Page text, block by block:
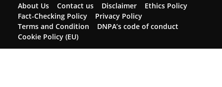
About Us Contact us Disclaimer
Ethics Policy
Fact-Checking Policy
Privacy Policy
Terms and Condition
DNPA’s code of conduct
Cookie Policy (EU)